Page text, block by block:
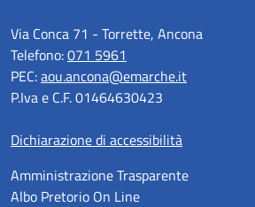
Via Conca 71 - Torrette, Ancona
Telefono:071 5961
PEC:aou.ancona@emarche.it
P.Iva e C.F. 01464630423
Dichiarazione di accessibilità
Amministrazione Trasparente
Albo Pretorio On Line